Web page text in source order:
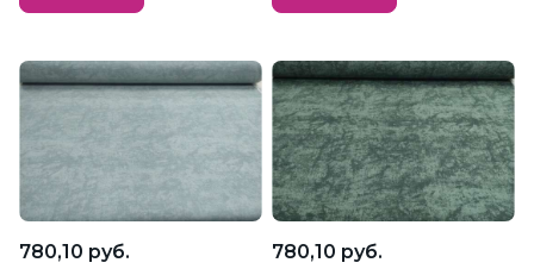
780,10 руб. 780,10 руб.